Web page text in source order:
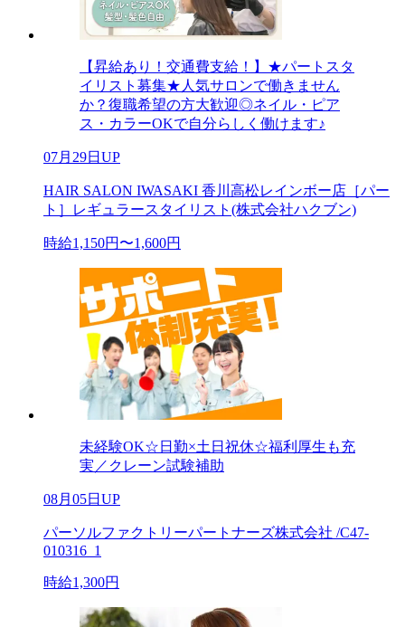
【昇給あり！交通費支給！】★パートスタ
イリスト募集★人気サロンで働きません
か？復職希望の方大歓迎◎ネイル・ピア
ス・カラーOKで自分らしく働けます♪
07月29日UP
HAIR SALON IWASAKI 香川高松レインボー店［パー
ト］レギュラースタイリスト(株式会社ハクブン)
時給1,150円〜1,600円
未経験OK☆日勤×土日祝休☆福利厚生も充
実／クレーン試験補助
08月05日UP
パーソルファクトリーパートナーズ株式会社 /C47-
010316_1
時給1,300円